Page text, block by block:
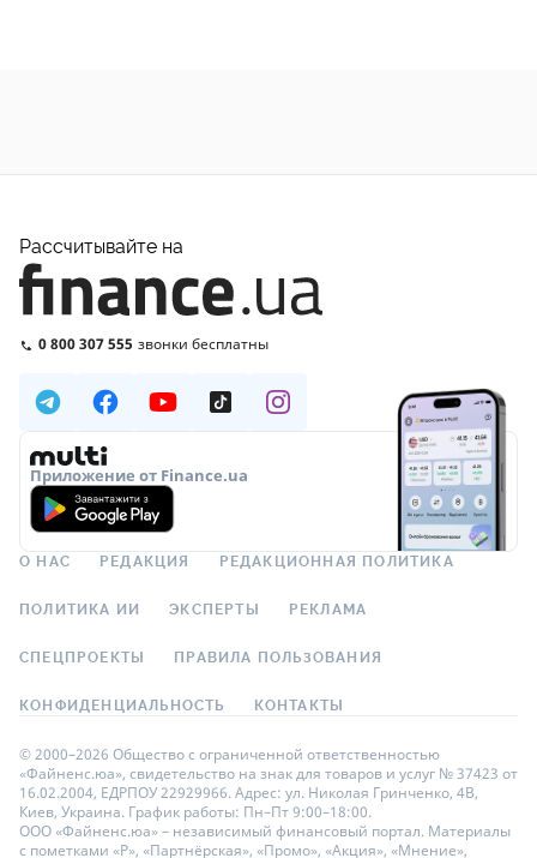
Рассчитывайте на
0 800 307 555 звонки бесплатны
Приложение от Finance.ua
О НАС РЕДАКЦИЯ РЕДАКЦИОННАЯ ПОЛИТИКА
ПОЛИТИКА ИИ ЭКСПЕРТЫ РЕКЛАМА
СПЕЦПРОЕКТЫ ПРАВИЛА ПОЛЬЗОВАНИЯ
КОНФИДЕНЦИАЛЬНОСТЬ КОНТАКТЫ
© 2000–2026 Общество с ограниченной ответственностью
«Файненс.юа», свидетельство на знак для товаров и услуг № 37423 от
16.02.2004, ЕДРПОУ 22929966. Адрес: ул. Николая Гринченко, 4В,
Киев, Украина. График работы: Пн–Пт 9:00–18:00.
ООО «Файненс.юа» – независимый финансовый портал. Материалы
с пометками «Р», «Партнёрская», «Промо», «Акция», «Мнение»,